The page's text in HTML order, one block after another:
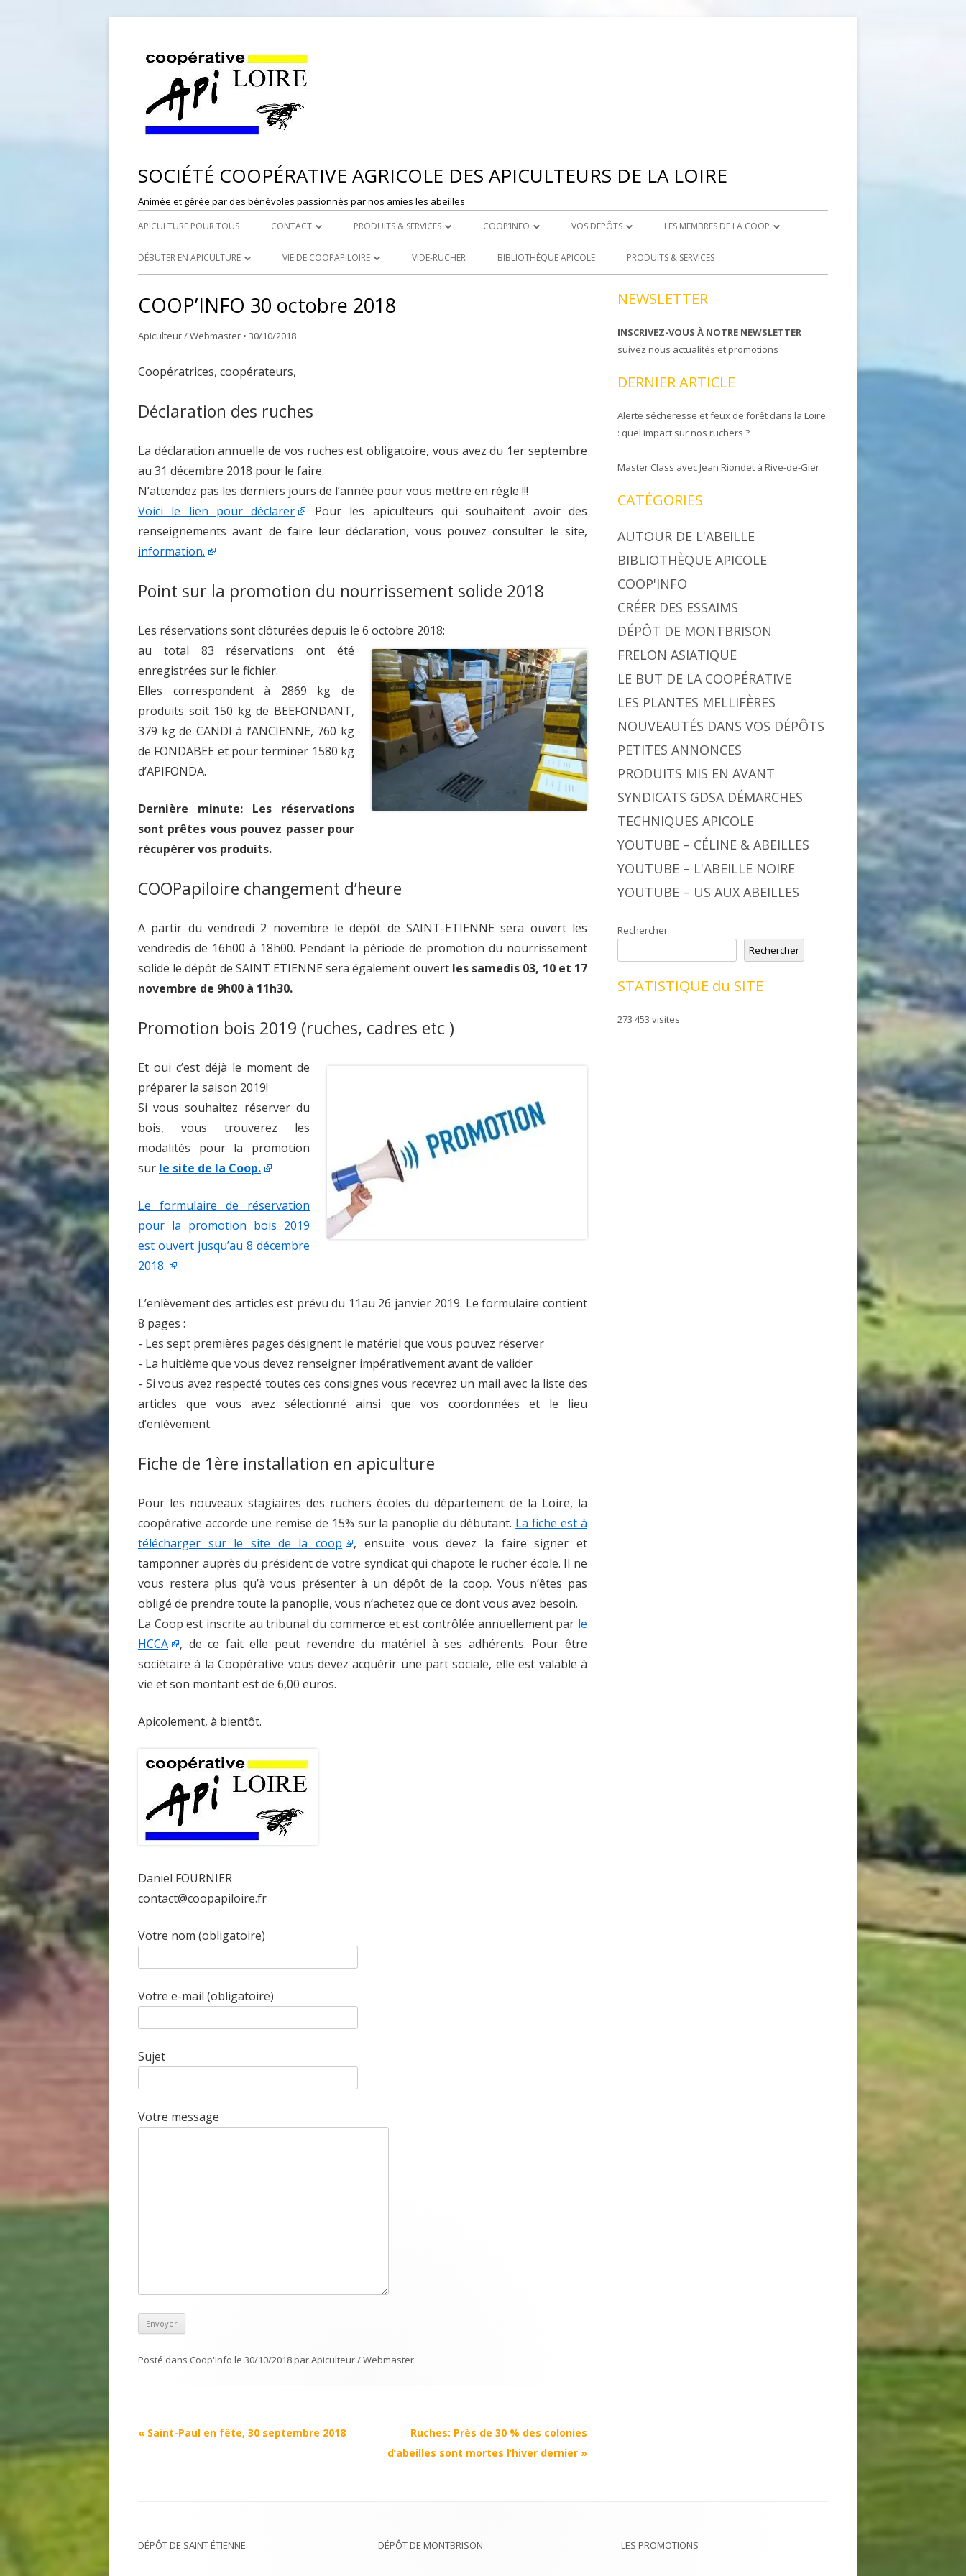
SOCIÉTÉ COOPÉRATIVE AGRICOLE DES APICULTEURS DE LA LOIRE
Animée et gérée par des bénévoles passionnés par nos amies les abeilles
APICULTURE POUR TOUS CONTACT
DÉPÔT DE MONTBRISON
PRODUITS & SERVICES
ROYAL CARE
COOP’INFO
DÉPOSER UNE ANNONCE
VOS DÉPÔTS
DEPOT DE ST ETIENNE
LES MEMBRES DE LA COOP
DEVENIR ADHÉRENT
DÉBUTER EN APICULTURE
MATÉRIEL POUR UNE PREMIÈRE
RUCHER ÉCOLE
VIE DE COOPAPILOIRE
ASSEMBLÉES GÉNÉRALES
VIDE-RUCHER BIBLIOTHÈQUE APICOLE PRODUITS & SERVICES
COOP’INFO 30 octobre 2018
Apiculteur / Webmaster • 30/10/2018
Coopératrices, coopérateurs,
Déclaration des ruches
La déclaration annuelle de vos ruches est obligatoire, vous avez du 1er septembre
au 31 décembre 2018 pour le faire.
N’attendez pas les derniers jours de l’année pour vous mettre en règle !!!
Voici le lien pour déclarer
Pour les apiculteurs qui souhaitent avoir des
renseignements avant de faire leur déclaration, vous pouvez consulter le site,
information.
Point sur la promotion du nourrissement solide 2018
Les réservations sont clôturées depuis le 6 octobre 2018:
au total 83 réservations ont été
enregistrées sur le fichier.
Elles correspondent à 2869 kg de
produits soit 150 kg de BEEFONDANT,
379 kg de CANDI à l’ANCIENNE, 760 kg
de FONDABEE et pour terminer 1580 kg
d’APIFONDA.
Dernière minute: Les réservations
sont prêtes vous pouvez passer pour
récupérer vos produits.
COOPapiloire changement d’heure
A partir du vendredi 2 novembre le dépôt de SAINT-ETIENNE sera ouvert les
vendredis de 16h00 à 18h00. Pendant la période de promotion du nourrissement
solide le dépôt de SAINT ETIENNE sera également ouvert les samedis 03, 10 et 17
novembre de 9h00 à 11h30.
Promotion bois 2019 (ruches, cadres etc )
Et oui c’est déjà le moment de
préparer la saison 2019!
Si vous souhaitez réserver du
bois, vous trouverez les
modalités pour la promotion
sur le site de la Coop.
Le formulaire de réservation
pour la promotion bois 2019
est ouvert jusqu’au 8 décembre
2018.
L’enlèvement des articles est prévu du 11au 26 janvier 2019. Le formulaire contient
8 pages :
- Les sept premières pages désignent le matériel que vous pouvez réserver
- La huitième que vous devez renseigner impérativement avant de valider
- Si vous avez respecté toutes ces consignes vous recevrez un mail avec la liste des
articles que vous avez sélectionné ainsi que vos coordonnées et le lieu
d’enlèvement.
Fiche de 1ère installation en apiculture
Pour les nouveaux stagiaires des ruchers écoles du département de la Loire, la
coopérative accorde une remise de 15% sur la panoplie du débutant. La fiche est à
télécharger sur le site de la coop
, ensuite vous devez la faire signer et
tamponner auprès du président de votre syndicat qui chapote le rucher école. Il ne
vous restera plus qu’à vous présenter à un dépôt de la coop. Vous n’êtes pas
obligé de prendre toute la panoplie, vous n’achetez que ce dont vous avez besoin.
La Coop est inscrite au tribunal du commerce et est contrôlée annuellement par le
HCCA
, de ce fait elle peut revendre du matériel à ses adhérents. Pour être
sociétaire à la Coopérative vous devez acquérir une part sociale, elle est valable à
vie et son montant est de 6,00 euros.
Apicolement, à bientôt.
Daniel FOURNIER
contact@coopapiloire.fr
Votre nom (obligatoire)
Votre e-mail (obligatoire)
Sujet
Votre message
Posté dans Coop'Info le 30/10/2018parApiculteur / Webmaster.
Navigation
« Saint-Paul en fête, 30 septembre 2018
Ruches: Près de 30 % des colonies
d’abeilles sont mortes l’hiver dernier »
NEWSLETTER
INSCRIVEZ-VOUS À NOTRE NEWSLETTER
suivez nous actualités et promotions
DERNIER ARTICLE
Alerte sécheresse et feux de forêt dans la Loire
: quel impact sur nos ruchers ?
Master Class avec Jean Riondet à Rive-de-Gier
CATÉGORIES
AUTOUR DE L'ABEILLE
BIBLIOTHÈQUE APICOLE
COOP'INFO
CRÉER DES ESSAIMS
DÉPÔT DE MONTBRISON
FRELON ASIATIQUE
LE BUT DE LA COOPÉRATIVE
LES PLANTES MELLIFÈRES
NOUVEAUTÉS DANS VOS DÉPÔTS
PETITES ANNONCES
PRODUITS MIS EN AVANT
SYNDICATS GDSA DÉMARCHES
TECHNIQUES APICOLE
YOUTUBE – CÉLINE & ABEILLES
YOUTUBE – L'ABEILLE NOIRE
YOUTUBE – US AUX ABEILLES
Rechercher
Rechercher
STATISTIQUE du SITE
273 453 visites
DÉPÔT DE SAINT ÉTIENNE DÉPÔT DE MONTBRISON LES PROMOTIONS